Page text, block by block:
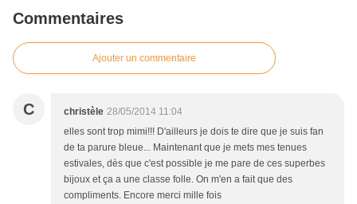
Commentaires
Ajouter un commentaire
C christèle 28/05/2014 11:04
elles sont trop mimi!!! D'ailleurs je dois te dire que je suis fan
de ta parure bleue... Maintenant que je mets mes tenues
estivales, dès que c'est possible je me pare de ces superbes
bijoux et ça a une classe folle. On m'en a fait que des
compliments. Encore merci mille fois